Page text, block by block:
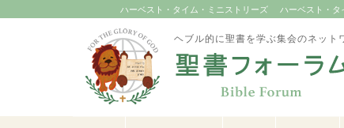
ハーベスト・タイム・ミニストリーズ ハーベスト・タ
ヘブル的に聖書を学ぶ集会のネット